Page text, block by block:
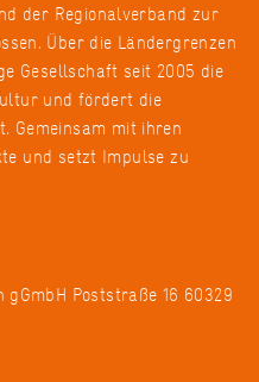
der Regionalverband zur
Über die Ländergrenzen
Gesellschaft seit 2005 die
und fördert die
Gemeinsam mit ihren
und setzt Impulse zu
Poststraße 16 60329